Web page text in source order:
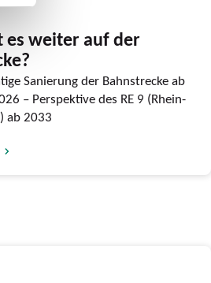
es weiter auf der
Sanierung der Bahnstrecke ab
– Perspektive des RE 9 (Rhein-
ab 2033